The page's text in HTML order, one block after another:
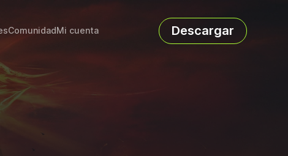
ComunidadMi cuenta Descargar